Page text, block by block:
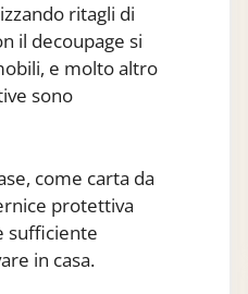
ritagli di
il decoupage si
e molto altro
sono
come carta da
protettiva
sufficiente
in casa.